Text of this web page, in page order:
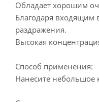
Обладает хорошим
Благодаря входящим
раздражения.
Высокая
Способ применения:
Нанесите небольшое